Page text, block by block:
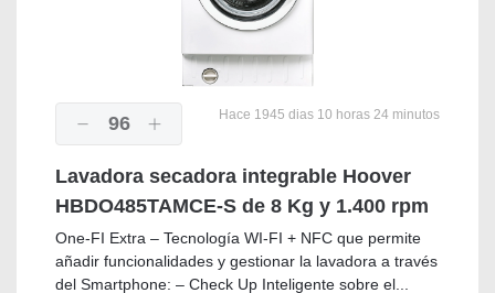
96 Hace 1945 dias 10 horas 24 minutos
Lavadora secadora integrable Hoover
HBDO485TAMCE-S de 8 Kg y 1.400 rpm
One-FI Extra – Tecnología WI-FI + NFC que permite
añadir funcionalidades y gestionar la lavadora a través
del Smartphone: – Check Up Inteligente sobre el...